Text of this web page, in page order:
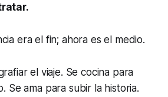
era el fin; ahora es el medio.
el viaje. Se cocina para
Se ama para subir la historia.